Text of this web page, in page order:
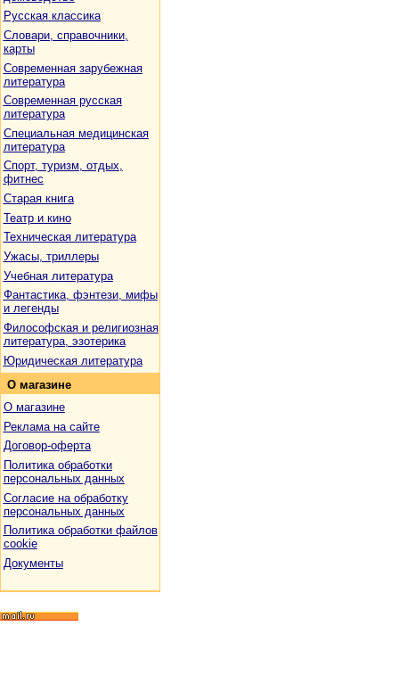
Русская классика
Словари, справочники,
карты
Современная зарубежная
литература
Современная русская
литература
Специальная медицинская
литература
Спорт, туризм, отдых,
фитнес
Старая книга
Театр и кино
Техническая литература
Ужасы, триллеры
Учебная литература
Фантастика, фэнтези, мифы
и легенды
Философская и религиозная
литература, эзотерика
Юридическая литература
О магазине
О магазине
Реклама на сайте
Договор-оферта
Политика обработки
персональных данных
Согласие на обработку
персональных данных
Политика обработки файлов
cookie
Документы